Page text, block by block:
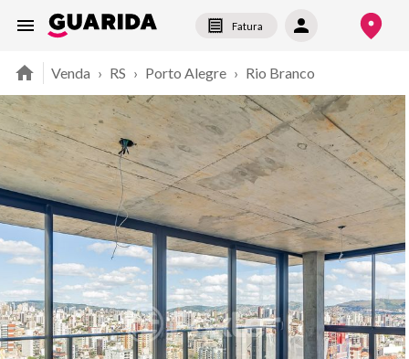
Fatura
Venda › RS › Porto Alegre › Rio Branco